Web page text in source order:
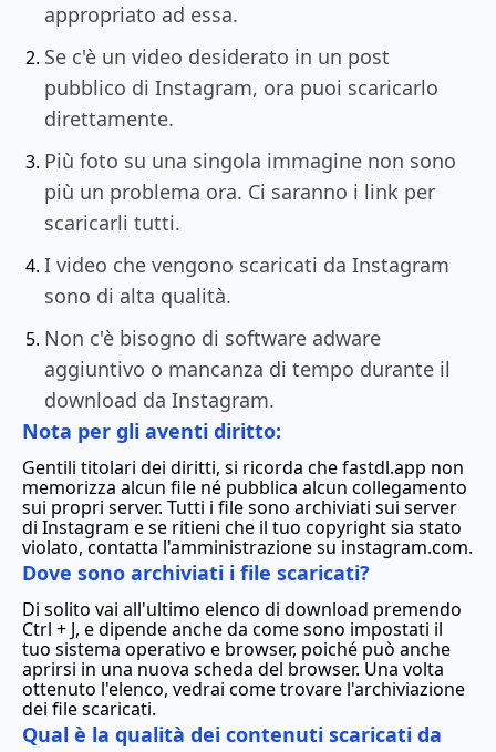
appropriato ad essa.
Se c'è un video desiderato in un post
pubblico di Instagram, ora puoi scaricarlo
direttamente.
Più foto su una singola immagine non sono
più un problema ora. Ci saranno i link per
scaricarli tutti.
I video che vengono scaricati da Instagram
sono di alta qualità.
Non c'è bisogno di software adware
aggiuntivo o mancanza di tempo durante il
download da Instagram.
Nota per gli aventi diritto:
Gentili titolari dei diritti, si ricorda che fastdl.app non
memorizza alcun file né pubblica alcun collegamento
sui propri server. Tutti i file sono archiviati sui server
di Instagram e se ritieni che il tuo copyright sia stato
violato, contatta l'amministrazione su instagram.com.
Dove sono archiviati i file scaricati?
Di solito vai all'ultimo elenco di download premendo
Ctrl + J, e dipende anche da come sono impostati il
tuo sistema operativo e browser, poiché può anche
aprirsi in una nuova scheda del browser. Una volta
ottenuto l'elenco, vedrai come trovare l'archiviazione
dei file scaricati.
Qual è la qualità dei contenuti scaricati da